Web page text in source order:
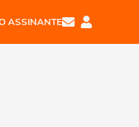
ASSINANTE